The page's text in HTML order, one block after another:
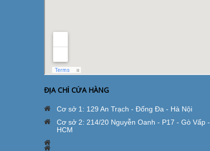
ĐỊA CHỈ CỬA HÀNG
Cơ sở 1: 129 An Trạch - Đống Đa - Hà Nội
Cơ sở 2: 214/20 Nguyễn Oanh - P17 - Gò Vấp -
HCM